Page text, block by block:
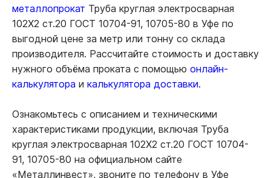
металлопрокат Труба круглая электросварная
102Х2 ст.20 ГОСТ 10704-91, 10705-80 в Уфе по
выгодной цене за метр или тонну со склада
производителя. Рассчитайте стоимость и доставку
нужного объёма проката с помощью онлайн-
калькулятора и калькулятора доставки.
Ознакомьтесь с описанием и техническими
характеристиками продукции, включая Труба
круглая электросварная 102Х2 ст.20 ГОСТ 10704-
91, 10705-80 на официальном сайте
«Металлинвест», звоните по телефону в Уфе